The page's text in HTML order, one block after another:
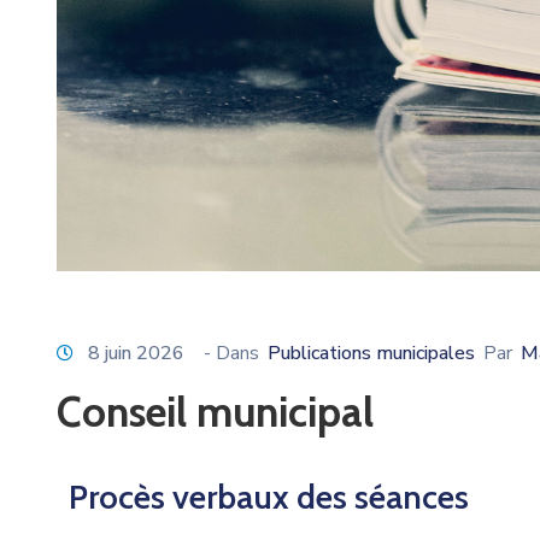
8 juin 2026 - Dans Publications municipales Par
Conseil municipal
Procès verbaux des séances